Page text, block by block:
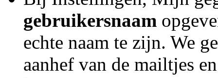
gebruikersnaam
echte naam te zijn. We
aanhef van de mailtjes